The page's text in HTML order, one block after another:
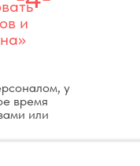
у
время
или
и